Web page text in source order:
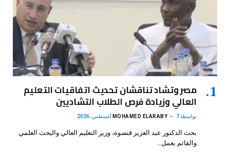
مصر وتشاد تناقشان تحديث اتفاقيات التعليم
العالي وزيادة فرص الطلاب التشاديين
بواسطة MOHAMED ELARABY 7 أغسطس، 2026
بحث الدكتور عبد العزيز قنصوة، وزير التعليم العالي والبحث العلمي
والقائم بعمل…